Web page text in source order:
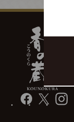
facebook instagram